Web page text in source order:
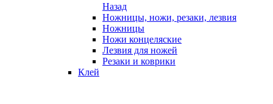
Назад
Ножницы, ножи, резаки, лезвия
Ножницы
Ножи концеляские
Лезвия для ножей
Резаки и коврики
Клей